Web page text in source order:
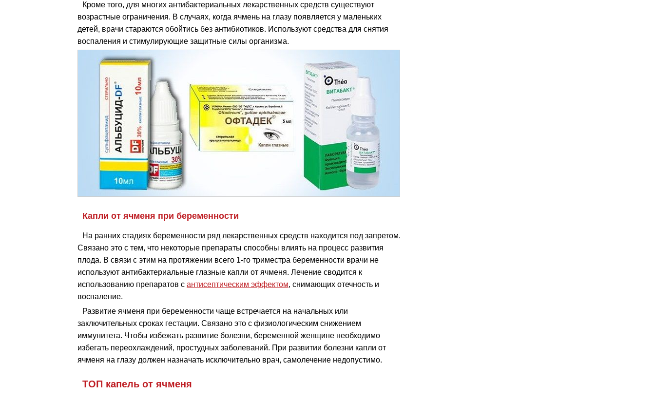
Кроме того, для многих антибактериальных лекарственных средств существуют
возрастные ограничения. В случаях, когда ячмень на глазу появляется у маленьких
детей, врачи стараются обойтись без антибиотиков. Используют средства для снятия
воспаления и стимулирующие защитные силы организма.
Капли от ячменя при беременности
На ранних стадиях беременности ряд лекарственных средств находится под запретом.
Связано это с тем, что некоторые препараты способны влиять на процесс развития
плода. В связи с этим на протяжении всего 1-го триместра беременности врачи не
используют антибактериальные глазные капли от ячменя. Лечение сводится к
использованию препаратов с антисептическим эффектом, снимающих отечность и
воспаление.
Развитие ячменя при беременности чаще встречается на начальных или
заключительных сроках гестации. Связано это с физиологическим снижением
иммунитета. Чтобы избежать развитие болезни, беременной женщине необходимо
избегать переохлаждений, простудных заболеваний. При развитии болезни капли от
ячменя на глазу должен назначать исключительно врач, самолечение недопустимо.
ТОП капель от ячменя